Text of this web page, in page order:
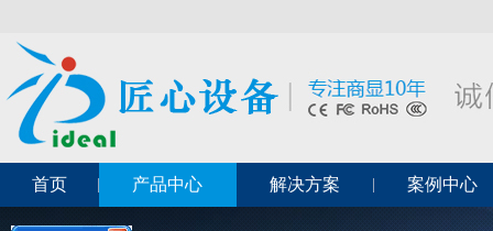
首页 产品中心 解决方案 案例中心